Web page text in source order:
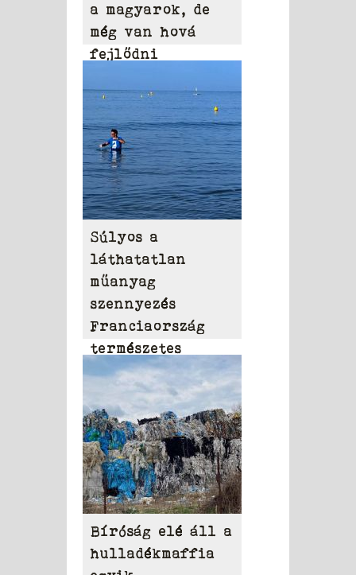
a magyarok, de
még van hová
fejlődni
Súlyos a
láthatatlan
műanyag
szennyezés
Franciaország
természetes
vizeiben
Bíróság elé áll a
hulladékmaffia